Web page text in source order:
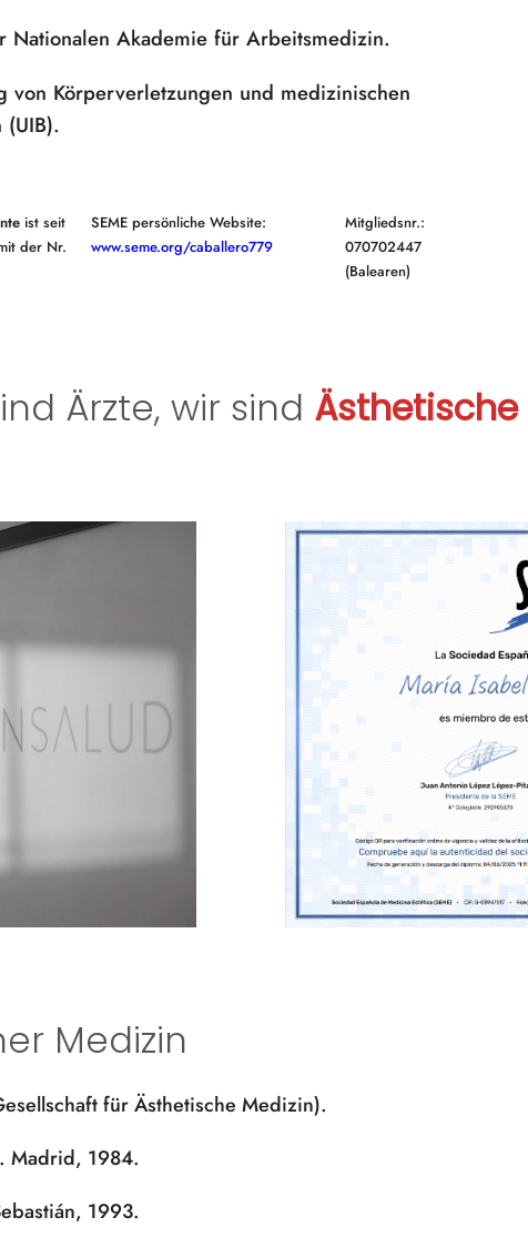
KRANFÜHRUNG
SPEERFISCHEN
Akademie für Arbeitsmedizin.
von Körperverletzungen und medizinischen
ist seit
der Nr.
SEME persönliche Website:
www.seme.org/caballero779
Mitgliedsnr.:
070702447
(Balearen)
Ärzte, wir sind Ästhetische
Medizin
für Ästhetische Medizin).
Madrid, 1984.
1993.